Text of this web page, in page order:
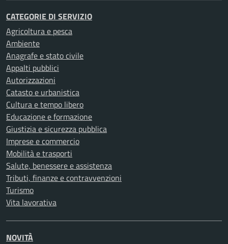
CATEGORIE DI SERVIZIO
Agricoltura e pesca
Ambiente
Anagrafe e stato civile
Appalti pubblici
Autorizzazioni
Catasto e urbanistica
Cultura e tempo libero
Educazione e formazione
Giustizia e sicurezza pubblica
Imprese e commercio
Mobilità e trasporti
Salute, benessere e assistenza
Tributi, finanze e contravvenzioni
Turismo
Vita lavorativa
NOVITÀ